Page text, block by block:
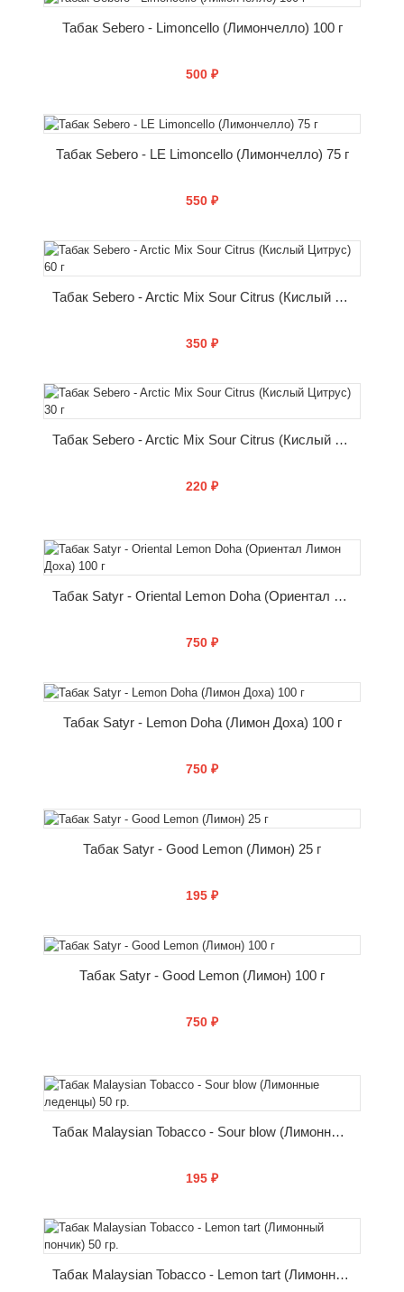
Табак Sebero - Limoncello (Лимончелло) 100 г
500 ₽
КУПИТЬ
Табак Sebero - LE Limoncello (Лимончелло) 75 г
550 ₽
КУПИТЬ
Табак Sebero - Arctic Mix Sour Citrus (Кислый Цитрус) 60 г
350 ₽
КУПИТЬ
Табак Sebero - Arctic Mix Sour Citrus (Кислый Цитрус) 30 г
220 ₽
КУПИТЬ
Табак Satyr - Oriental Lemon Doha (Ориентал Лимон Доха) 100 г
750 ₽
КУПИТЬ
Табак Satyr - Lemon Doha (Лимон Доха) 100 г
750 ₽
КУПИТЬ
Табак Satyr - Good Lemon (Лимон) 25 г
195 ₽
КУПИТЬ
Табак Satyr - Good Lemon (Лимон) 100 г
750 ₽
КУПИТЬ
Табак Malaysian Tobacco - Sour blow (Лимонные леденцы) 50 гр.
195 ₽
КУПИТЬ
Табак Malaysian Tobacco - Lemon tart (Лимонный пончик) 50 гр.